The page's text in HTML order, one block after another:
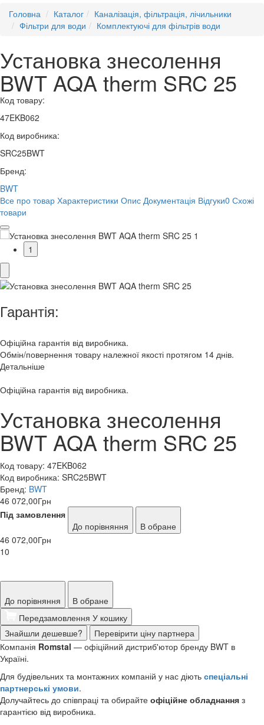
Головна Каталог
Каналізація, фільтрація, лічильники
Фільтри для води
Комплектуючі для фільтрів води
Установка знесолення
BWT AQA therm SRC 25
Код товару:
47EKB062
Код виробника:
SRC25BWT
Бренд:
BWT
Все про товар Характеристики Опис Документація Відгуки0 Схожі
товари
1
Гарантія:
Офіційна гарантія від виробника.
Обмін/повернення товару належної якості протягом 14 днів.
Детальніше
Офіційна гарантія від виробника.
Установка знесолення
BWT AQA therm SRC 25
Код товару: 47EKB062
Код виробника: SRC25BWT
Бренд: BWT
46 072,00Грн
Під замовлення
До порівняння
В обране
46 072,00Грн
10
До порівняння
В обране
Передзамовлення У кошику
Знайшли дешевше?
Перевірити ціну партнера
Компанія Romstal — офіційний дистриб'ютор бренду BWT в
Україні.
Для будівельних та монтажних компаній у нас діють спеціальні
партнерські умови.
Долучайтесь до співпраці та обирайте офіційне обладнання з
гарантією від виробника.